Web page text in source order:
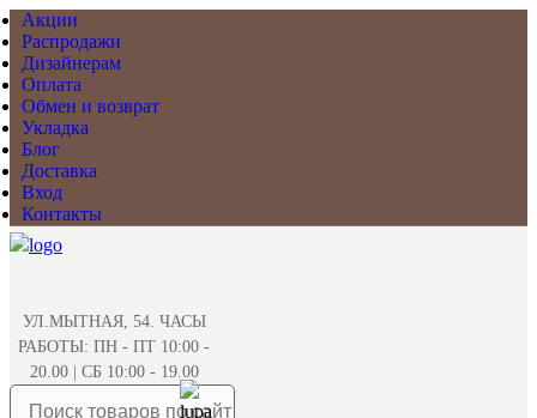
Акции
Распродажи
Дизайнерам
Оплата
Обмен и возврат
Укладка
Блог
Доставка
Вход
Контакты
УЛ.МЫТНАЯ, 54. ЧАСЫ
РАБОТЫ: ПН - ПТ 10:00 -
20.00 | СБ 10:00 - 19.00